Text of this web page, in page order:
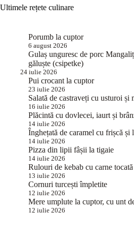
Ultimele rețete culinare
Porumb la cuptor
6 august 2026
Gulaș unguresc de porc
găluște (csipetke)
24 iulie 2026
Pui crocant la cuptor
23 iulie 2026
Salată de castraveți cu usturoi și
16 iulie 2026
Plăcintă cu dovlecei, iaurt și
14 iulie 2026
Înghețată de caramel cu frișcă și
14 iulie 2026
Pizza din lipii fâșii la tigaie
14 iulie 2026
Rulouri de kebab cu carne
13 iulie 2026
Cornuri turcești împletite
12 iulie 2026
Mere umplute la cuptor, cu unt
12 iulie 2026